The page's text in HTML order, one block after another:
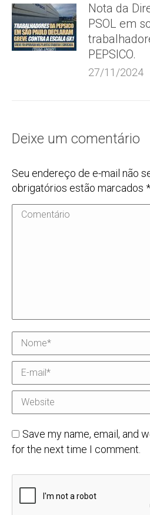
Nota da
PSOL em
PEPSICO.
27/11/2024
Deixe um comentário
Seu endereço de e-mail não
obrigatórios estão marcados *
Comentário
Nome *
E-mail *
Website
Save my name, email, and
for the next time I comment.